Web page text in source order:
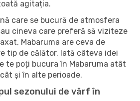
agitația.
care se bucură de atmosfera
cineva care preferă să viziteze
Mabaruma are ceva de
tip de călător. Iată câteva idei
te poți bucura în Mabaruma atât
și în alte perioade.
sezonului de vârf în